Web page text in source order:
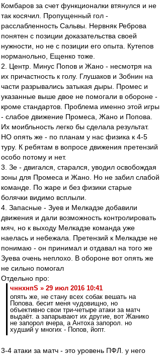
Комбаров за счет функционалки втянулся и не
так косячил. Пропущенный гол -
расслабленность Сальвы. Нервняк Реброва
понятен с позиции доказательства своей
нужности, но не с позиции его опыта. Кутепов
норманольно, Ещенко тоже.
2. Центр. Минус Попов и Жано - несмотря на
их причастность к голу. Глушаков и Зобнин на
части разрывались затыкая дыры. Промес и
указанные выше двое не помогали в обороне -
кроме стандартов. Проблема именно этой игры
- слабое движение Промеса, Жано и Попова.
Их моибльность легко бы сделала результат.
НО опять же - по планам у нас физика к 4-5
туру. К ребятам в вопросе движения претензий
особо потому и нет.
3. Зе - двигался, старался, уводил освобождая
зоны для Промеса и Жано. Но не забил слабой
команде. По жаре и без физики старые
болячки видимо всплыли.
4. Запасные - Зуев и Мелкадзе добавили
движения и дали возможность контролировать
мяч, но к выходу Мелкадзе команда уже
наелась и небежала. Претензий к Мелкадзе не
понимаю - он принимал и отдавал на того же
Зуева очень неплохо. В обороне вот опять же
не сильно помогал
Отдельно про:
чннхнпS » 29 июл 2016 10:41
опять же, не стану всех собак вешать на
Попова. бесит меня чудовищно, но
объективно свои три-четыре атаки за матч
выдаёт. а запарывают их другие, вот Жанико
не запорол вчера, а Антоха запорол. но
худший у многих - Попов, йопт.
3-4 атаки за матч - это уровень ПФЛ. у него